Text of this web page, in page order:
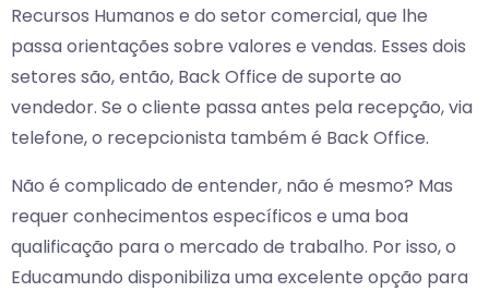
Recursos Humanos e do setor comercial, que lhe
passa orientações sobre valores e vendas. Esses dois
setores são, então, Back Office de suporte ao
vendedor. Se o cliente passa antes pela recepção, via
telefone, o recepcionista também é Back Office.
Não é complicado de entender, não é mesmo? Mas
requer conhecimentos específicos e uma boa
qualificação para o mercado de trabalho. Por isso, o
Educamundo disponibiliza uma excelente opção para